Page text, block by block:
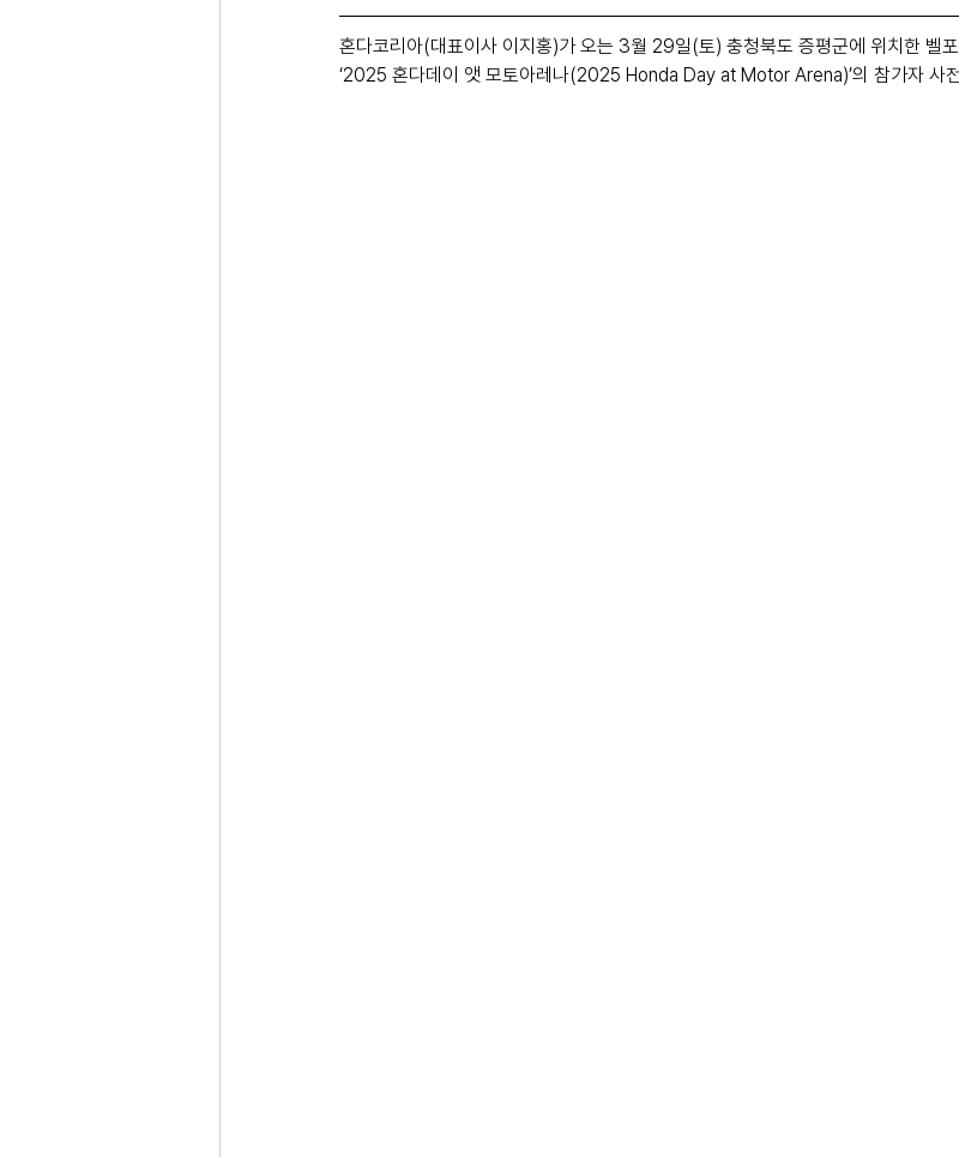
혼다코리아(대표이사 이지홍)가 오는 3월 29일(토) 충청북도 증평군에 위치한 벨
‘2025 혼다데이 앳 모토아레나(2025 Honda Day at Motor Arena)’의 참가자 사